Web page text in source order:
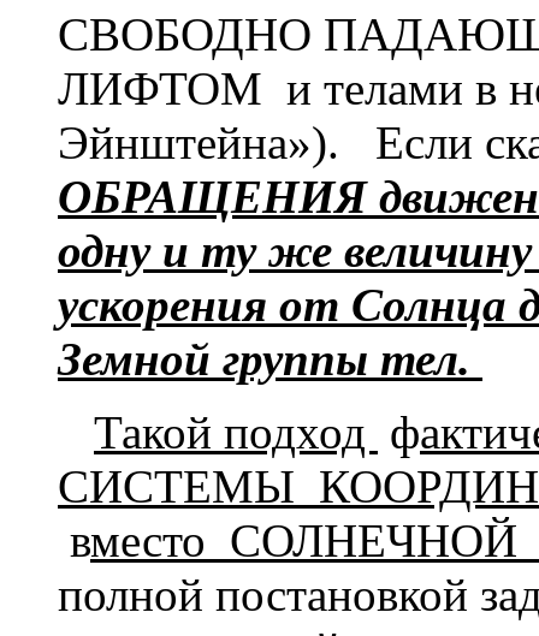
СВОБОДНО
ЛИФТОМ и телами в
Эйнштейна»). Если
ОБРАЩЕНИЯ
одну и ту же
ускорения от Солнца
Земной группы тел.
Такой подход ф
СИСТЕМЫ
вместо
полной постановкой